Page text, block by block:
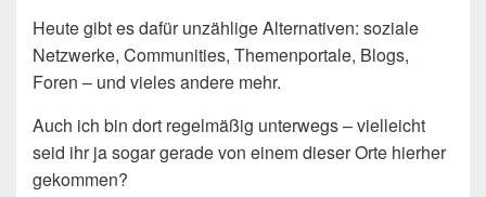
Heute gibt es dafür unzählige Alternativen: soziale
Netzwerke, Communities, Themenportale, Blogs,
Foren – und vieles andere mehr.
Auch ich bin dort regelmäßig unterwegs – vielleicht
seid ihr ja sogar gerade von einem dieser Orte hierher
gekommen?